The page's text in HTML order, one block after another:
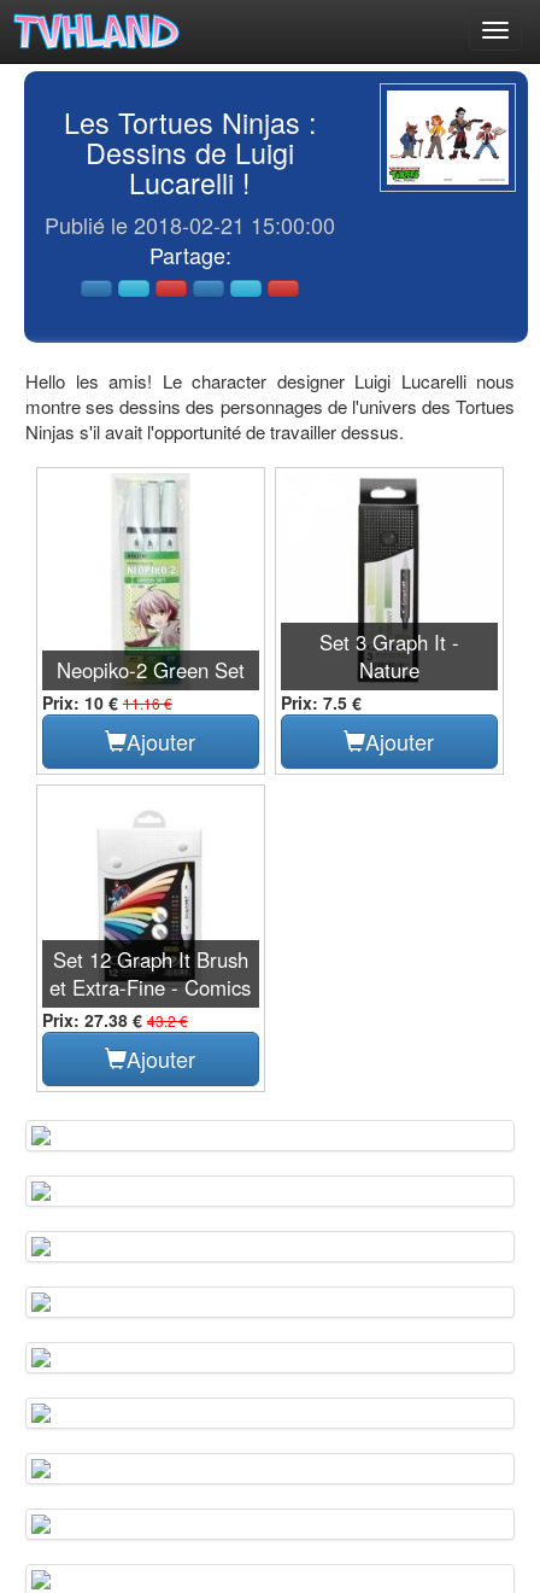
Les Tortues Ninjas :
Dessins de Luigi
Lucarelli !
Publié le 2018-02-21 15:00:00
Partage:
Hello les amis! Le character designer Luigi Lucarelli nous
montre ses dessins des personnages de l'univers des Tortues
Ninjas s'il avait l'opportunité de travailler dessus.
Neopiko-2 Green Set
Prix: 10 € 11.16 €
Ajouter
Set 3 Graph It -
Nature
Prix: 7.5 €
Ajouter
Set 12 Graph It Brush
et Extra-Fine - Comics
Prix: 27.38 € 43.2 €
Ajouter